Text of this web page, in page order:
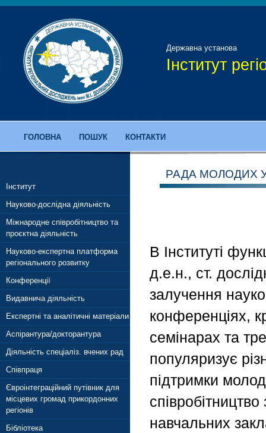
Державна установа
Інститут
ГОЛОВНА ПОШУК КОНТАКТИ
Інститут
Науково-дослідна діяльність
Міжнародне співробітництво та
проєктна діяльність
Науково-експертна платформа
регіонального розвитку
Конференції
Видавнича діяльність
Експертні та аналітичні матеріали
Аспірантура/докторантура
Діяльність спеціаліз. вчених рад
Співпраця
Євроінтеграційний путівник для
місцевих громад прикордонних
регіонів
Бібліотека
РАДА МОЛОДИХ
В Інституті
д.е.н., ст.
залучення
конференціях,
семінарах та
популяризує
підтримки
навчальних